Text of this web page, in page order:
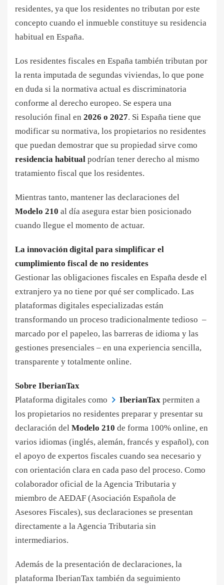
residentes, ya que los residentes no tributan por este
concepto cuando el inmueble constituye su residencia
habitual en España.
Los residentes fiscales en España también tributan por
la renta imputada de segundas viviendas, lo que pone
en duda si la normativa actual es discriminatoria
conforme al derecho europeo. Se espera una
resolución final en 2026 o 2027. Si España tiene que
modificar su normativa, los propietarios no residentes
que puedan demostrar que su propiedad sirve como
residencia habitual podrían tener derecho al mismo
tratamiento fiscal que los residentes.
Mientras tanto, mantener las declaraciones del
Modelo 210 al día asegura estar bien posicionado
cuando llegue el momento de actuar.
La innovación digital para simplificar el
cumplimiento fiscal de no residentes
Gestionar las obligaciones fiscales en España desde el
extranjero ya no tiene por qué ser complicado. Las
plataformas digitales especializadas están
transformando un proceso tradicionalmente tedioso –
marcado por el papeleo, las barreras de idioma y las
gestiones presenciales – en una experiencia sencilla,
transparente y totalmente online.
Sobre IberianTax
Plataforma digitales como
IberianTax permiten a
los propietarios no residentes preparar y presentar su
declaración del Modelo 210 de forma 100% online, en
varios idiomas (inglés, alemán, francés y español), con
el apoyo de expertos fiscales cuando sea necesario y
con orientación clara en cada paso del proceso. Como
colaborador oficial de la Agencia Tributaria y
miembro de AEDAF (Asociación Española de
Asesores Fiscales), sus declaraciones se presentan
directamente a la Agencia Tributaria sin
intermediarios.
Además de la presentación de declaraciones, la
plataforma IberianTax también da seguimiento